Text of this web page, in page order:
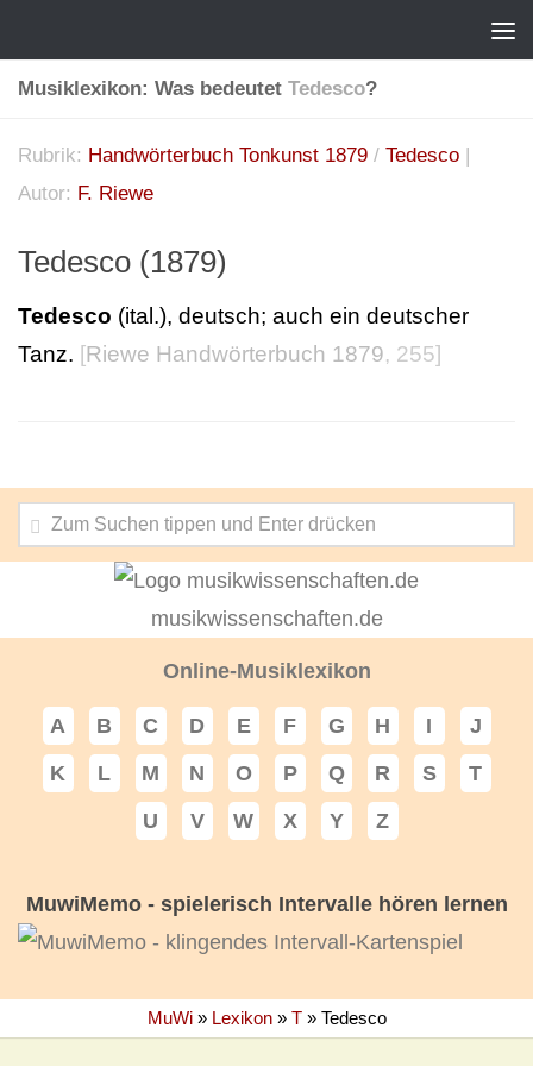
Musiklexikon: Was bedeutet Tedesco?
Rubrik: Handwörterbuch Tonkunst 1879 / Tedesco |
Autor: F. Riewe
Tedesco (1879)
Tedesco (ital.), deutsch; auch ein deutscher
Tanz. [Riewe Handwörterbuch 1879, 255]
musikwissenschaften.de
Online-Musiklexikon
A B C D E F G H I
J
K
L M N O P Q R S
T
U
V W X Y Z
MuwiMemo - spielerisch Intervalle hören lernen
MuWi» Lexikon» T» Tedesco